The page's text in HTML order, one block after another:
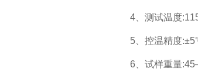
4、测试温度
5、控温精度
6、试样重量